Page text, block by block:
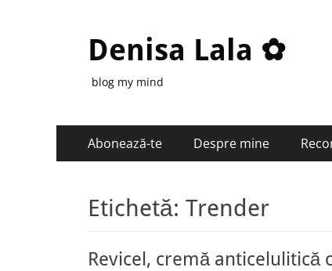
Denisa Lala ✿
blog my mind
Primary
Menu
Abonează-te Despre mine
Etichetă: Trender
Revicel, cremă anticelulitică